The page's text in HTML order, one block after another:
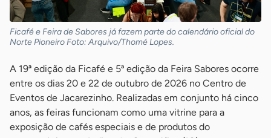
Ficafé e Feira de Sabores já fazem parte do calendário oficial do
Norte Pioneiro Foto: Arquivo/Thomé Lopes.
A 19ª edição da Ficafé e 5ª edição da Feira Sabores ocorre
entre os dias 20 e 22 de outubro de 2026 no Centro de
Eventos de Jacarezinho. Realizadas em conjunto há cinco
anos, as feiras funcionam como uma vitrine para a
exposição de cafés especiais e de produtos do